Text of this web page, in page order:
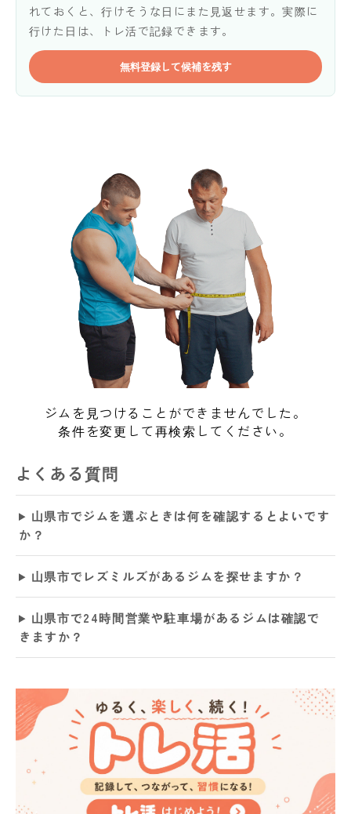
れておくと、行けそうな日にまた見返せます。実際に
行けた日は、トレ活で記録できます。
無料登録して候補を残す
ジムを見つけることができませんでした。
条件を変更して再検索してください。
よくある質問
山県市でジムを選ぶときは何を確認するとよいです
か？
山県市でレズミルズがあるジムを探せますか？
山県市で24時間営業や駐車場があるジムは確認で
きますか？